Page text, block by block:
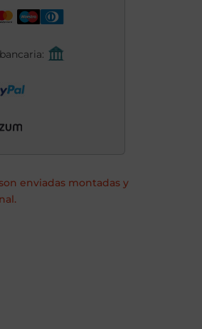
enviadas montadas y